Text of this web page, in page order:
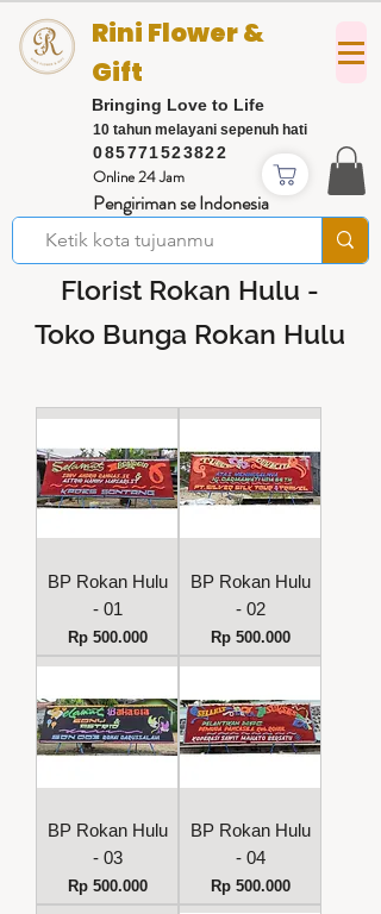
085771523822
Rini Flower &
Gift
Bringing Love to Life
Online 24 Jam
Pengiriman se Indonesia
10 tahun melayani sepenuh hati
Florist Rokan Hulu -
Toko Bunga Rokan Hulu
BP Rokan Hulu
- 01
Harga
Rp 500.000
BP Rokan Hulu
- 02
Harga
Rp 500.000
BP Rokan Hulu
- 03
Harga
Rp 500.000
BP Rokan Hulu
- 04
Harga
Rp 500.000